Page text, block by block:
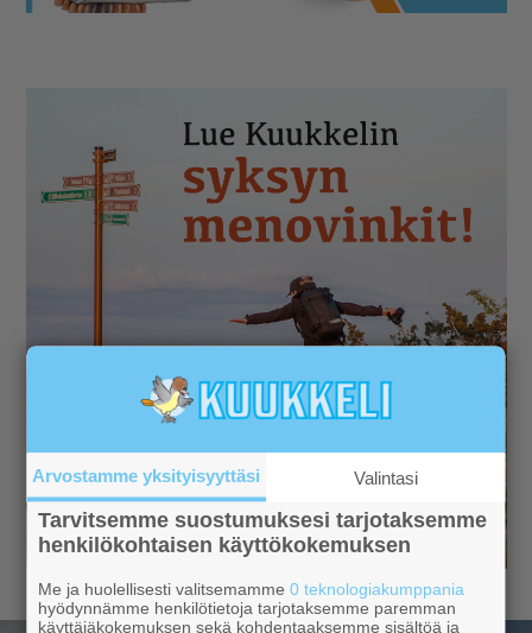
Arvostamme yksityisyyttäsi Valintasi
Tarvitsemme suostumuksesi tarjotaksemme
henkilökohtaisen käyttökokemuksen
Me ja huolellisesti valitsemamme0 teknologiakumppania
hyödynnämme henkilötietoja tarjotaksemme paremman
käyttäjäkokemuksen sekä kohdentaaksemme sisältöä ja